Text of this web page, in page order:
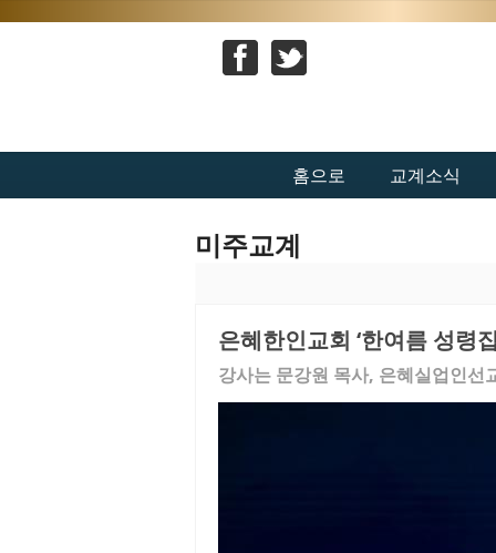
홈으로 교계소식
미주교계
은혜한인교회 ‘한여름 성령
강사는 문강원 목사, 은혜실업인선